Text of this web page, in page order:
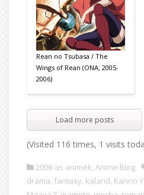
Rean no Tsubasa / The
Wings of Rean (ONA; 2005-
2006)
Load more posts
(Visited 116 times, 1 visits
2008-as animék, Anime Blog
dráma, fantasy, kaland, Kanno